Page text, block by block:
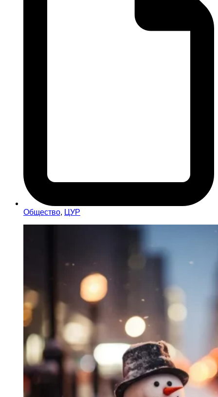
Общество, ЦУР